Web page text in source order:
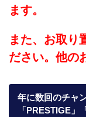
ます。
また、お取り
ださい。他の
年に数回のチャ
「PRESTIGE」